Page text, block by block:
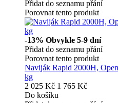
Přidat do seznamu přání
Porovnat tento produkt
-13% Obvykle 5-9 dní
Přidat do seznamu přání
Porovnat tento produkt
Naviják Rapid 2000H,
kg
2 025 Kč 1 765 Kč
Do košíku